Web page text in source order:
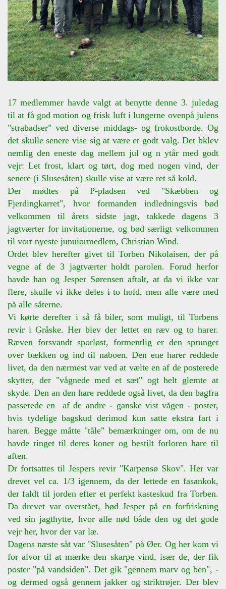
17 medlemmer havde valgt at benytte denne 3. juledag
til at få god motion og frisk luft i lungerne ovenpå julens
"strabadser" ved diverse middags- og frokostborde. Og
det skulle senere vise sig at være et godt valg. Det bklev
nemlig den eneste dag mellem jul og n ytår med godt
vejr: Let frost, klart og tørt, dog med nogen vind, der
senere (i Slusesåten) skulle vise at være ret så kold.
Der mødtes på P-pladsen ved "Skæbben og
Fjerdingkarret", hvor formanden indledningsvis bød
velkommen til årets sidste jagt, takkede dagens 3
jagtværter for invitationerne, og bød særligt velkommen
til vort nyeste junuiormedlem, Christian Wind.
Ordet blev herefter givet til Torben Nikolaisen, der på
vegne af de 3 jagtværter holdt parolen. Forud herfor
havde han og Jesper Sørensen aftalt, at da vi ikke var
flere, skulle vi ikke deles i to hold, men alle være med
på alle såterne.
Vi kørte derefter i så få biler, som muligt, til Torbens
revir i Gråske. Her blev der lettet en ræv og to harer.
Ræven forsvandt sporløst, formentlig er den sprunget
over bækken og ind til naboen. Den ene harer reddede
livet, da den nærmest var ved at vælte en af de posterede
skytter, der "vågnede med et sæt" ogt helt glemte at
skyde. Den an den hare reddede også livet, da den bagfra
passerede en af de andre - ganske vist vågen - poster,
hvis tydelige bagskud derimod kun satte ekstra fart i
haren. Begge måtte "tåle" bemærkninger om, om de nu
havde ringet til deres koner og bestilt forloren hare til
aften.
Dr fortsattes til Jespers revir "Karpensø Skov". Her var
drevet vel ca. 1/3 igennem, da der lettede en fasankok,
der faldt til jorden efter et perfekt kasteskud fra Torben.
Da drevet var overstået, bød Jesper på en forfriskning
ved sin jagthytte, hvor alle nød både den og det gode
vejr her, hvor der var læ.
Dagens næste såt var "Slusesåten" på Øer. Og her kom vi
for alvor til at mærke den skarpe vind, især de, der fik
poster "på vandsiden". Det gik "gennem marv og ben", -
og dermed også gennem jakker og striktrøjer. Der blev